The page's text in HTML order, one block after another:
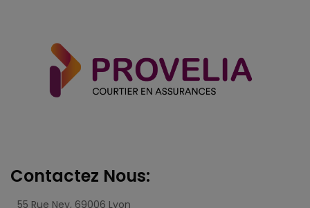
Contactez Nous:
55 Rue Ney, 69006 Lyon